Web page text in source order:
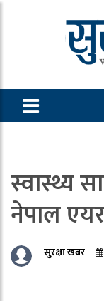
स्वास्थ्य
नेपाल
सुरक्षा खबर